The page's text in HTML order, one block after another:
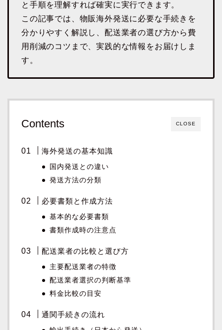
と手順を理解すれば確実に実行できます。
この記事では、物販海外発送に必要な手続きを
分かりやすく解説し、配送業者の選び方から費
用削減のコツまで、実践的な情報をお届けしま
す。
CLOSE
Contents
海外発送の基本知識
国内発送との違い
発送方法の分類
必要書類と作成方法
基本的な必要書類
書類作成時の注意点
配送業者の比較と選び方
主要配送業者の特徴
配送業者選択の判断基準
料金比較の目安
通関手続きの流れ